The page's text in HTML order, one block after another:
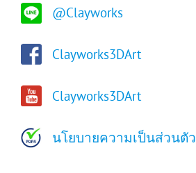
@Clayworks
Clayworks3DArt
Clayworks3DArt
นโยบายความเป็นส่วนตัว